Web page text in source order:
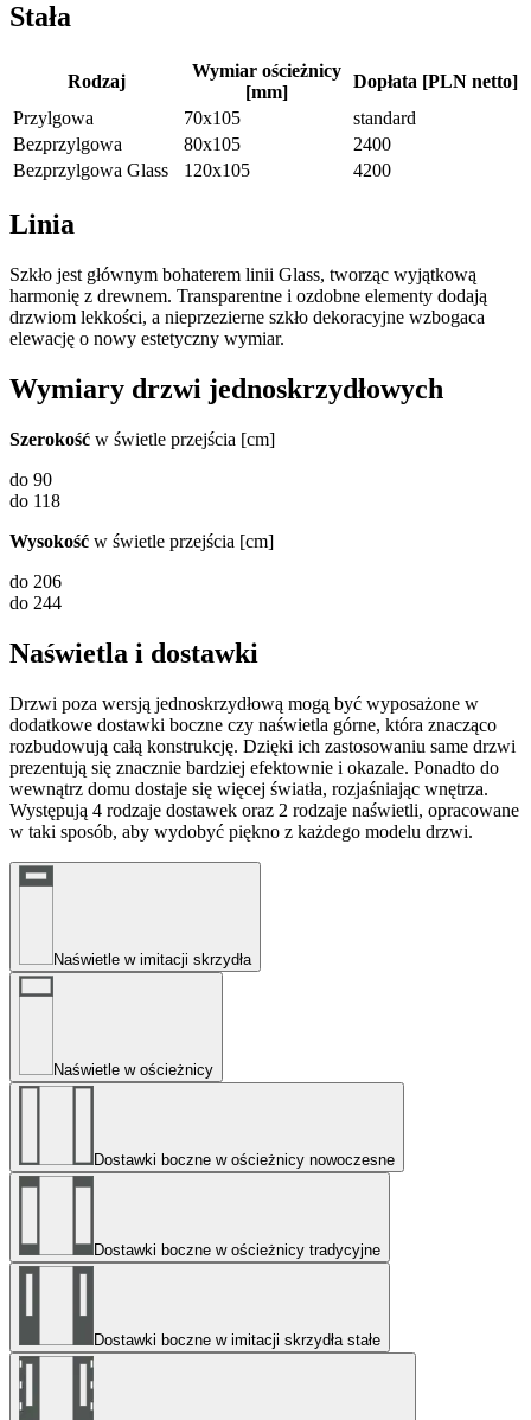
Stała
Rodzaj
Wymiar ościeżnicy
[mm]
Dopłata [PLN netto]
Przylgowa
70x105
standard
Bezprzylgowa
80x105
2400
Bezprzylgowa Glass
120x105 4200
Linia
Szkło jest głównym bohaterem linii Glass, tworząc wyjątkową
harmonię z drewnem. Transparentne i ozdobne elementy dodają
drzwiom lekkości, a nieprzezierne szkło dekoracyjne wzbogaca
elewację o nowy estetyczny wymiar.
Wymiary drzwi jednoskrzydłowych
Szerokość w świetle przejścia [cm]
do 90
do 118
Wysokość w świetle przejścia [cm]
do 206
do 244
Naświetla i dostawki
Drzwi poza wersją jednoskrzydłową mogą być wyposażone w
dodatkowe dostawki boczne czy naświetla górne, która znacząco
rozbudowują całą konstrukcję. Dzięki ich zastosowaniu same drzwi
prezentują się znacznie bardziej efektownie i okazale. Ponadto do
wewnątrz domu dostaje się więcej światła, rozjaśniając wnętrza.
Występują 4 rodzaje dostawek oraz 2 rodzaje naświetli, opracowane
w taki sposób, aby wydobyć piękno z każdego modelu drzwi.
Naświetle w imitacji skrzydła
Naświetle w ościeżnicy
Dostawki boczne w ościeżnicy nowoczesne
Dostawki boczne w ościeżnicy tradycyjne
Dostawki boczne w imitacji skrzydła stałe